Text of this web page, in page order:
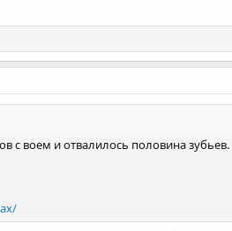
с воем и отвалилось половина зубьев.